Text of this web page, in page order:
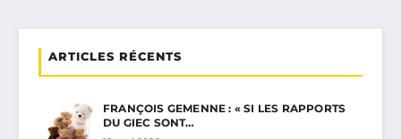
ARTICLES RÉCENTS
FRANÇOIS GEMENNE : « SI LES RAPPORTS
DU GIEC SONT…